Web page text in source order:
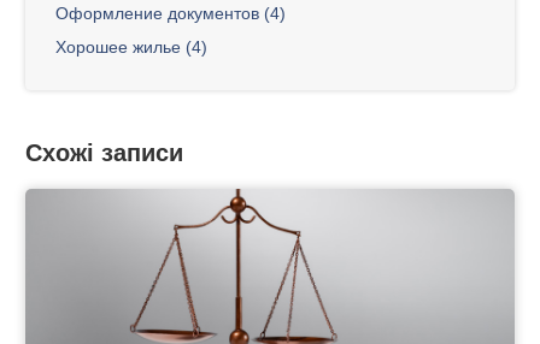
Оформление документов (4)
Хорошее жилье (4)
Схожі записи